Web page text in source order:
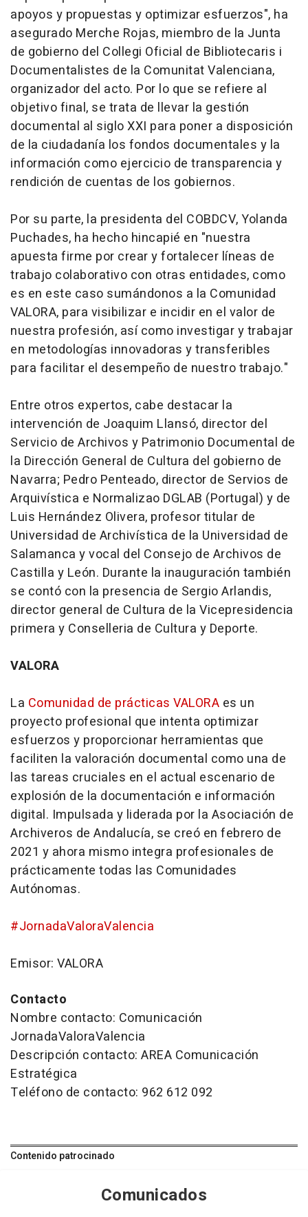
apoyos y propuestas y optimizar esfuerzos", ha
asegurado Merche Rojas, miembro de la Junta
de gobierno del Collegi Oficial de Bibliotecaris i
Documentalistes de la Comunitat Valenciana,
organizador del acto. Por lo que se refiere al
objetivo final, se trata de llevar la gestión
documental al siglo XXI para poner a disposición
de la ciudadanía los fondos documentales y la
información como ejercicio de transparencia y
rendición de cuentas de los gobiernos.
Por su parte, la presidenta del COBDCV, Yolanda
Puchades, ha hecho hincapié en "nuestra
apuesta firme por crear y fortalecer líneas de
trabajo colaborativo con otras entidades, como
es en este caso sumándonos a la Comunidad
VALORA, para visibilizar e incidir en el valor de
nuestra profesión, así como investigar y trabajar
en metodologías innovadoras y transferibles
para facilitar el desempeño de nuestro trabajo."
Entre otros expertos, cabe destacar la
intervención de Joaquim Llansó, director del
Servicio de Archivos y Patrimonio Documental de
la Dirección General de Cultura del gobierno de
Navarra; Pedro Penteado, director de Servios de
Arquivística e Normalizao DGLAB (Portugal) y de
Luis Hernández Olivera, profesor titular de
Universidad de Archivística de la Universidad de
Salamanca y vocal del Consejo de Archivos de
Castilla y León. Durante la inauguración también
se contó con la presencia de Sergio Arlandis,
director general de Cultura de la Vicepresidencia
primera y Conselleria de Cultura y Deporte.
VALORA
La Comunidad de prácticas VALORA es un
proyecto profesional que intenta optimizar
esfuerzos y proporcionar herramientas que
faciliten la valoración documental como una de
las tareas cruciales en el actual escenario de
explosión de la documentación e información
digital. Impulsada y liderada por la Asociación de
Archiveros de Andalucía, se creó en febrero de
2021 y ahora mismo integra profesionales de
prácticamente todas las Comunidades
Autónomas.
#JornadaValoraValencia
Emisor: VALORA
Contacto
Nombre contacto: Comunicación
JornadaValoraValencia
Descripción contacto: AREA Comunicación
Estratégica
Teléfono de contacto: 962 612 092
Contenido patrocinado
Comunicados